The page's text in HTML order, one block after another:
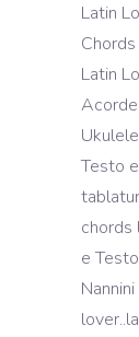
Latin
Latin
Testo
chords
e